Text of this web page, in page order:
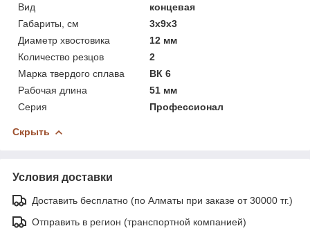
Вид
концевая
Габариты, см
3х9х3
Диаметр хвостовика
12 мм
Количество резцов
2
Марка твердого сплава
ВК 6
Рабочая длина
51 мм
Серия
Профессионал
Скрыть
Условия доставки
Доставить бесплатно (по Алматы при заказе от 30000 тг.)
Отправить в регион (транспортной компанией)